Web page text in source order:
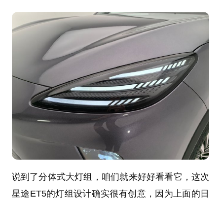
说到了分体式大灯组，咱们就来好好看看它，这次
星途ET5的灯组设计确实很有创意，因为上面的日